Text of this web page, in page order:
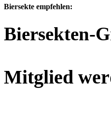
Biersekte empfehlen:
Biersekten-
Mitglied